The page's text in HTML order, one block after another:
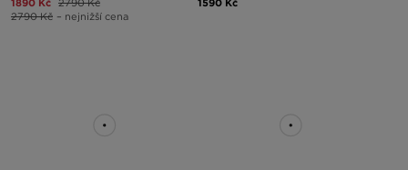
1890 Kč 2790 Kč
2790 Kč – nejnižší cena
1590 Kč